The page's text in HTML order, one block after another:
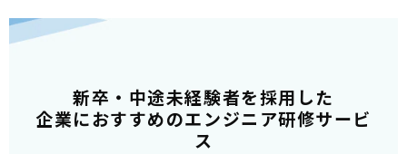
新卒・中途未経験者を採用した
企業におすすめのエンジニア研修サービ
ス